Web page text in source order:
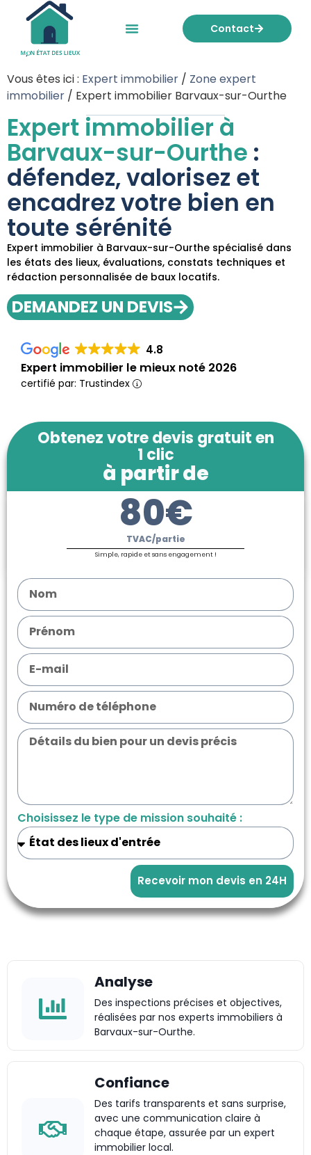
Contact
Expert immobilier à
Barvaux-sur-Ourthe :
défendez, valorisez et
encadrez votre bien en
toute sérénité
Expert immobilier à Barvaux-sur-Ourthe spécialisé dans
les états des lieux, évaluations, constats techniques et
rédaction personnalisée de baux locatifs.
DEMANDEZ UN DEVIS
4.8
Expert immobilier le mieux noté 2026
certifié par: Trustindex
Vous êtes ici : Expert immobilier / Zone expert
immobilier / Expert immobilier Barvaux-sur-Ourthe
Obtenez votre devis gratuit en
1 clic
à partir de
80€
TVAC/partie
Simple, rapide et sans engagement !
Choisissez le type de mission souhaité :
Recevoir mon devis en 24H
Analyse
Des inspections précises et objectives,
réalisées par nos experts immobiliers à
Barvaux-sur-Ourthe.
Confiance
Des tarifs transparents et sans surprise,
avec une communication claire à
chaque étape, assurée par un expert
immobilier local.